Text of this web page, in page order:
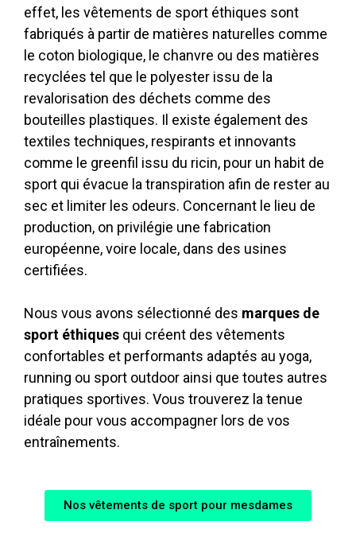
effet, les vêtements de sport éthiques sont
fabriqués à partir de matières naturelles comme
le coton biologique, le chanvre ou des matières
recyclées tel que le polyester issu de la
revalorisation des déchets comme des
bouteilles plastiques. Il existe également des
textiles techniques, respirants et innovants
comme le greenfil issu du ricin, pour un habit de
sport qui évacue la transpiration afin de rester au
sec et limiter les odeurs. Concernant le lieu de
production, on privilégie une fabrication
européenne, voire locale, dans des usines
certifiées.
Nous vous avons sélectionné des marques de
sport éthiques qui créent des vêtements
confortables et performants adaptés au yoga,
running ou sport outdoor ainsi que toutes autres
pratiques sportives. Vous trouverez la tenue
idéale pour vous accompagner lors de vos
entraînements.
Nos vêtements de sport pour mesdames